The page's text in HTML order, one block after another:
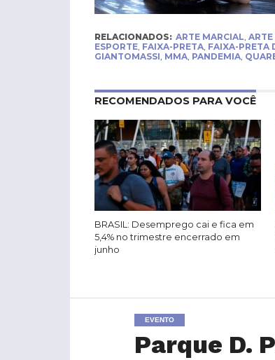
RELACIONADOS: ARTE MARCIAL, ARTE
ESPORTE, FAIXA-PRETA, FAIXA-PRETA
GIANTOMASSI, MMA, PANDEMIA,
RECOMENDADOS PARA VOCÊ
BRASIL: Desemprego cai e fica em
5,4% no trimestre encerrado em
junho
EVENTO
Parque D.